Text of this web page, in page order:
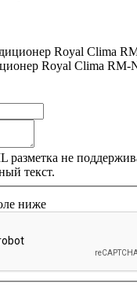
Royal Clima RM-
разметка не
текст.
ниже